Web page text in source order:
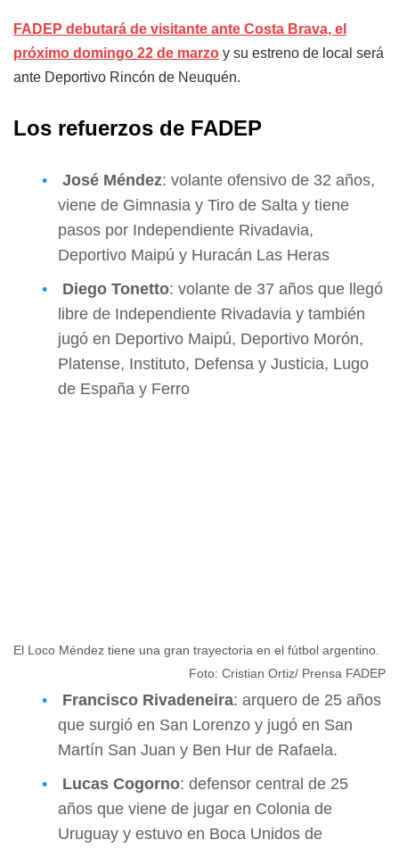
FADEP debutará de visitante ante Costa Brava, el
próximo domingo 22 de marzo y su estreno de local será
ante Deportivo Rincón de Neuquén.
Los refuerzos de FADEP
José Méndez: volante ofensivo de 32 años,
viene de Gimnasia y Tiro de Salta y tiene
pasos por Independiente Rivadavia,
Deportivo Maipú y Huracán Las Heras
Diego Tonetto: volante de 37 años que llegó
libre de Independiente Rivadavia y también
jugó en Deportivo Maipú, Deportivo Morón,
Platense, Instituto, Defensa y Justicia, Lugo
de España y Ferro
El Loco Méndez tiene una gran trayectoria en el fútbol argentino.
Foto: Cristian Ortiz/ Prensa FADEP
Francisco Rivadeneira: arquero de 25 años
que surgió en San Lorenzo y jugó en San
Martín San Juan y Ben Hur de Rafaela.
Lucas Cogorno: defensor central de 25
años que viene de jugar en Colonia de
Uruguay y estuvo en Boca Unidos de